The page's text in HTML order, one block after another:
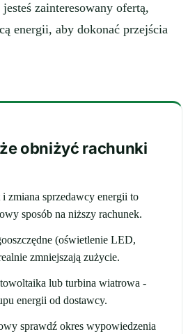
zainteresowany ofertą,
energii, aby dokonać przejścia
obniżyć rachunki
zmiana sprzedawcy energii to
sposób na niższy rachunek.
(oświetlenie LED,
zmniejszają zużycie.
lub turbina wiatrowa -
energii od dostawcy.
sprawdź okres wypowiedzenia